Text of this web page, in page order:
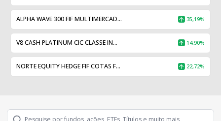
ALPHA WAVE 300 FIF MULTIMERCAD... 35,19%
V8 CASH PLATINUM CIC CLASSE IN... 14,90%
NORTE EQUITY HEDGE FIF COTAS F... 22,72%